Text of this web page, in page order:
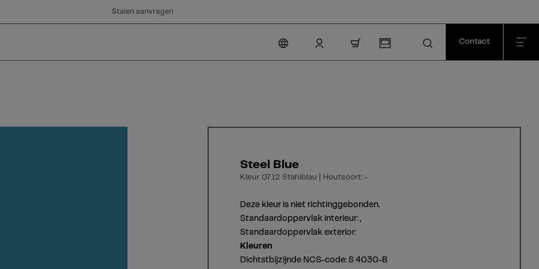
Stalen aanvragen
Contact
Steel Blue
Kleur 0712 Stahlblau | Houtsoort: -
Deze kleur is niet richtinggebonden.
Standaardoppervlak interieur: ,
Standaardoppervlak exterior:
Kleuren
Dichtstbijzijnde NCS-code: S 4030-B